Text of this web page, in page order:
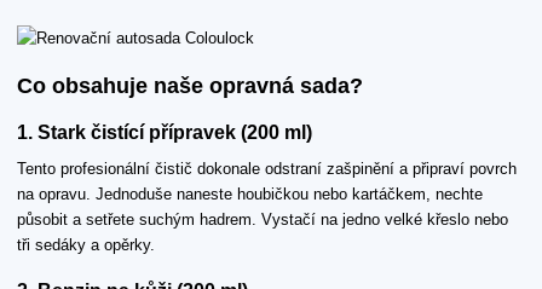
Co obsahuje naše opravná sada?
1. Stark čistící přípravek (200 ml)
Tento profesionální čistič dokonale odstraní zašpinění a připraví povrch
na opravu. Jednoduše naneste houbičkou nebo kartáčkem, nechte
působit a setřete suchým hadrem. Vystačí na jedno velké křeslo nebo
tři sedáky a opěrky.